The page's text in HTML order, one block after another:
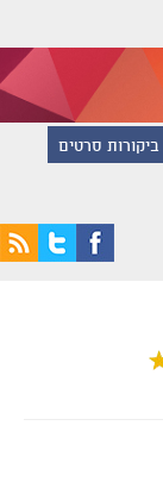
ביקורות סרטים